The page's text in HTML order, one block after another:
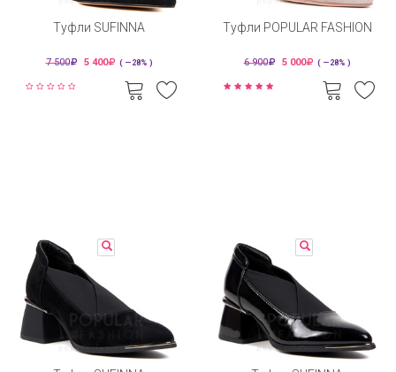
Туфли SUFINNA
7 500 5 400 ( —28% )
Туфли POPULAR FASHION
6 900 5 000 ( —28% )